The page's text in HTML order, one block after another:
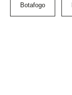
Botafogo